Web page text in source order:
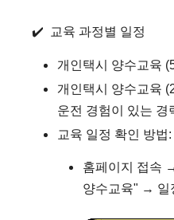
✔️ 교육 과정별 일정
개인택시 양수교육
개인택시 양수교육
운전 경험이 있는 경
교육 일정 확인 방법:
홈페이지 접속
양수교육" → 일